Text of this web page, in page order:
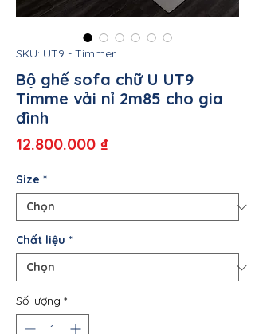
SKU: UT9 - Timmer
Bộ ghế sofa chữ U UT9
Timme vải nỉ 2m85 cho gia
đình
12.800.000 ₫Giá
Size *
Chất liệu *
Số lượng *